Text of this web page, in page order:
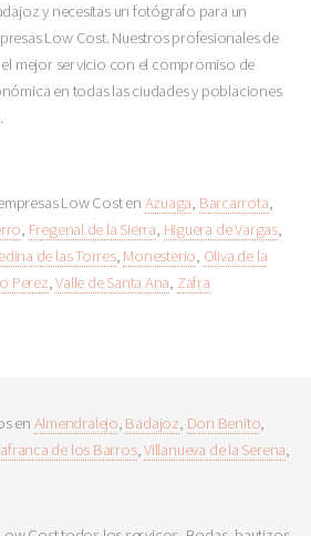
y necesitas un fotógrafo para un
Low Cost. Nuestros profesionales de
mejor servicio con el compromiso de
en todas las ciudades y poblaciones
Low Cost en Azuaga, Barcarrota,
, Fregenal de la Sierra, Higuera de Vargas,
de las Torres, Monesterio, Oliva de la
Perez,Valle de Santa Ana, Zafra
en Almendralejo, Badajoz, Don Benito,
de los Barros,Villanueva de la Serena,